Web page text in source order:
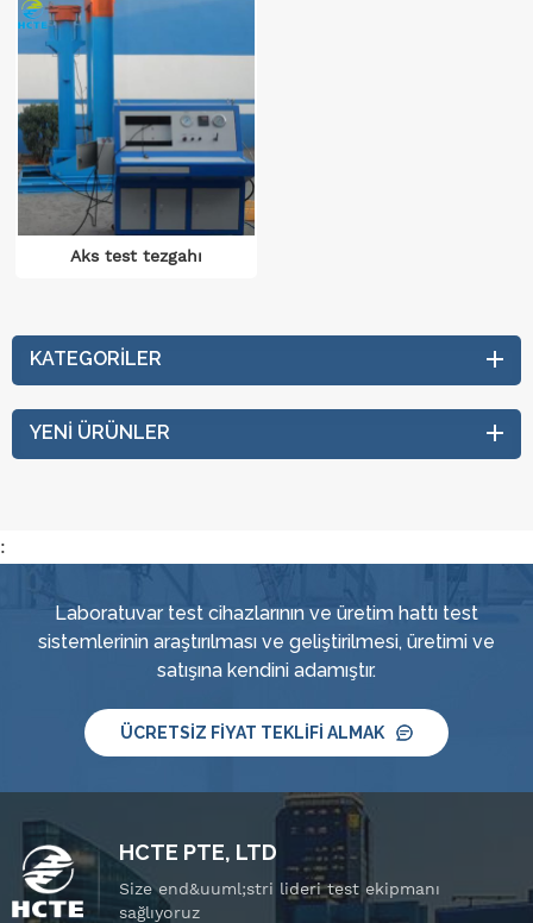
Aks test tezgahı
KATEGORILER
YENI ÜRÜNLER
:
Laboratuvar test cihazlarının ve üretim hattı test
sistemlerinin araştırılması ve geliştirilmesi, üretimi ve
satışına kendini adamıştır.
ÜCRETSIZ FIYAT TEKLIFI ALMAK
HCTE PTE, LTD
Size end&uuml;stri lideri test ekipmanı
sağlıyoruz